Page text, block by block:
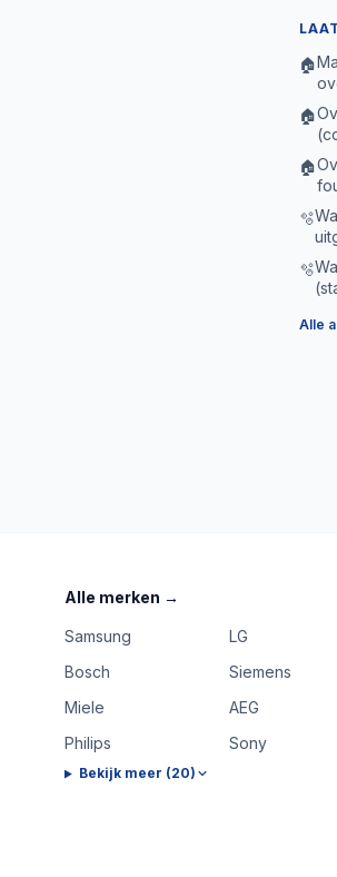
🏠
🏠
🏠
🫧
🫧
Alle
Alle merken →
Samsung
LG
Bosch
Siemens
Miele
AEG
Philips
Sony
Bekijk meer (20)